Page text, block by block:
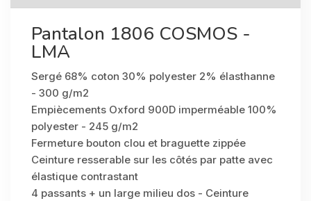
Pantalon 1806 COSMOS -
LMA
Sergé 68% coton 30% polyester 2% élasthanne
- 300 g/m2
Empiècements Oxford 900D imperméable 100%
polyester - 245 g/m2
Fermeture bouton clou et braguette zippée
Ceinture resserable sur les côtés par patte avec
élastique contrastant
4 passants + un large milieu dos - Ceinture